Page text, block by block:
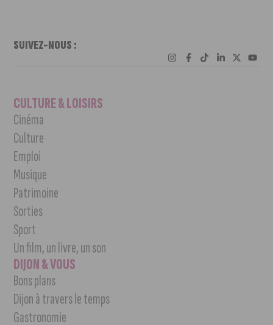
SUIVEZ-NOUS :
CULTURE & LOISIRS
Cinéma
Culture
Emploi
Musique
Patrimoine
Sorties
Sport
Un film, un livre, un son
DIJON & VOUS
Bons plans
Dijon à travers le temps
Gastronomie